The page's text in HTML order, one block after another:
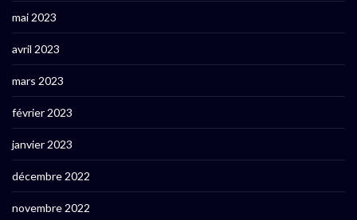
mai 2023
avril 2023
mars 2023
février 2023
janvier 2023
décembre 2022
novembre 2022